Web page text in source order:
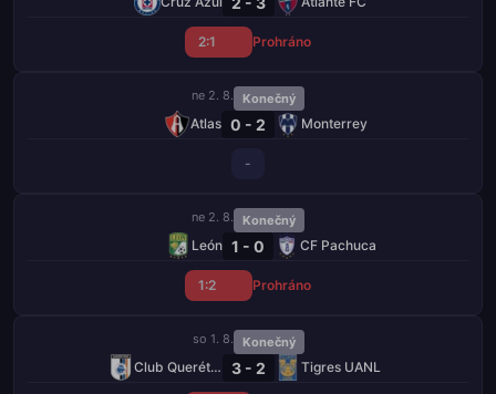
2:1 Prohráno
ne 2. 8. Konečný
Atlas 0 - 2 Monterrey
-
ne 2. 8. Konečný
León 1 - 0 CF Pachuca
1:2 Prohráno
so 1. 8. Konečný
Club Querétaro 3 - 2 Tigres UANL